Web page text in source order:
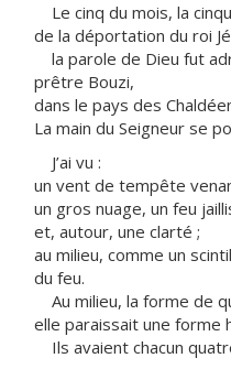
Le cinq du mois, la
de la déportation du roi
la parole de Dieu fut
prêtre Bouzi,
dans le pays des
La main du Seigneur se
J’ai vu :
un vent de tempête
un gros nuage, un feu
et, autour, une clarté ;
au milieu, comme un
du feu.
Au milieu, la forme de
elle paraissait une forme
Ils avaient chacun